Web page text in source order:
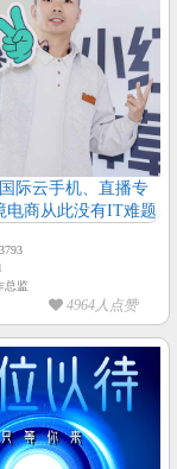
际云手机、直播专
电商从此没有IT难题
总监
4964人点赞